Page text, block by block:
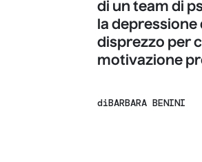
di un team di
la depressione
disprezzo per
motivazione
diBARBARA BENINI